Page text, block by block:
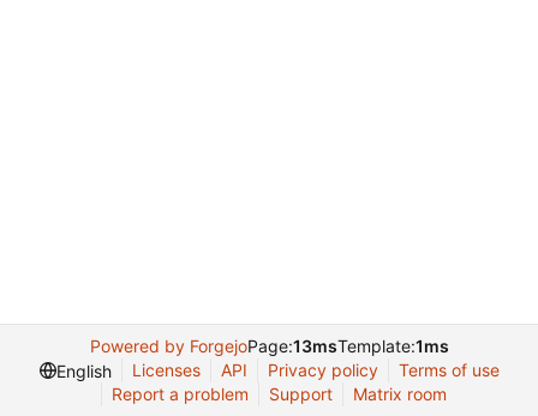
Powered by ForgejoPage:13msTemplate:1ms
English
Licenses API Privacy policy
Terms of use
Report a problem
Support Matrix room